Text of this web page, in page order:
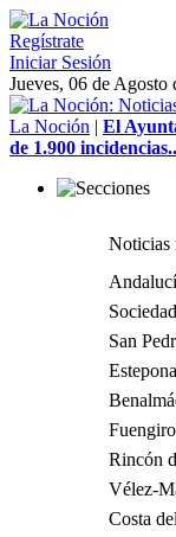
Regístrate
Iniciar Sesión
Jueves, 06 de Agosto
La Noción | El
de 1.900
Noticias
Sociedad
San
Estepona
Rincón
Vélez-
Costa